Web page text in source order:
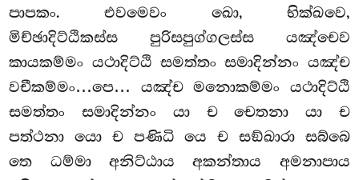
පාපකං. එවමෙවං ඛො, භික්ඛවෙ,
මිච්ඡාදිට්ඨිකස්ස පුරිසපුග්ගලස්ස යඤ්චෙව
කායකම්මං යථාදිට්ඨි සමත්තං සමාදින්නං යඤ්ච
වචීකම්මං…පෙ… යඤ්ච මනොකම්මං යථාදිට්ඨි
සමත්තං සමාදින්නං යා ච චෙතනා යා ච
පත්ථනා යො ච පණිධි යෙ ච සඞ්ඛාරා සබ්බෙ
තෙ ධම්මා අනිට්ඨාය අකන්තාය අමනාපාය